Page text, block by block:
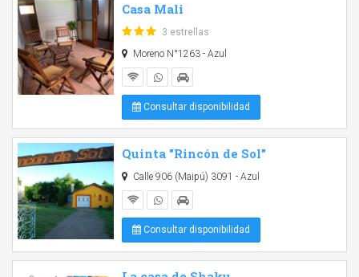
Casa Mali
3 estrellas
Moreno N°1263 - Azul
Consultar disponibilidad
Quinta "Rincón de Sol"
Calle 906 (Maipú) 3091 - Azul
Consultar disponibilidad